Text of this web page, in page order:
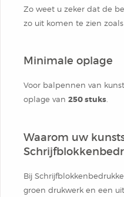
Zo weet u zeker dat de
zo uit komen te zien
Minimale oplage
Voor balpennen van
oplage van 250 stuks
Waarom uw
Bij
groen drukwerk en een